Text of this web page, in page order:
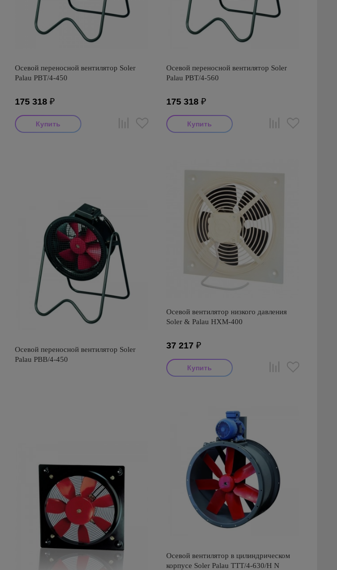
Осевой переносной вентилятор Soler
Palau PBT/4-450
175 318 ₽
Осевой переносной вентилятор Soler
Palau PBT/4-560
175 318₽
Осевой переносной вентилятор Soler
Palau PBB/4-450
Осевой вентилятор низкого давления
Soler & Palau HXM-400
37 217₽
Осевой вентилятор в цилиндрическом
корпусе Soler Palau TTT/4-630/H N